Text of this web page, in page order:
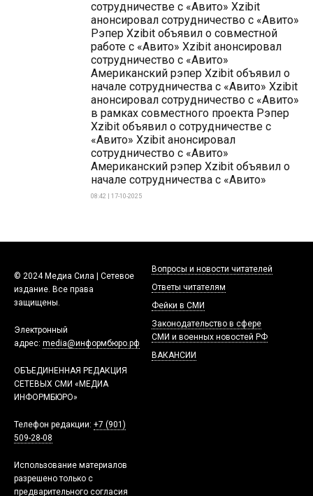
сотрудничестве с «Авито» Xzibit
анонсировал сотрудничество с «Авито»
Рэпер Xzibit объявил о совместной
работе с «Авито» Xzibit анонсировал
сотрудничество с «Авито»
Американский рэпер Xzibit объявил о
начале сотрудничества с «Авито» Xzibit
анонсировал сотрудничество с «Авито»
в рамках совместного проекта Рэпер
Xzibit объявил о сотрудничестве с
«Авито» Xzibit анонсировал
сотрудничество с «Авито»
Американский рэпер Xzibit объявил о
начале сотрудничества с «Авито»
08:42 | 17-10-2025
© 2024 Медиа Сила | Сетевое
издание. Все права
защищены.
Электронный
адрес: media@информбюро.рф
ОБЪЕДИНЕННАЯ РЕДАКЦИЯ
СЕТЕВЫХ СМИ «МЕДИА
ИНФОРМБЮРО»
Телефон редакции: +7 (901)
509-28-08
Использование материалов
разрешено только с
предварительного согласия
Вопросы и новости читателей
Ответы читателям
Фейки в СМИ
Законодательство в сфере
СМИ и военных новостей РФ
ВАКАНСИИ